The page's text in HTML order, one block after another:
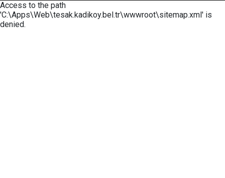
Access to the path
'C:\Apps\Web\tesak.kadikoy.bel.tr\wwwroot\sitemap.xml' is
denied.